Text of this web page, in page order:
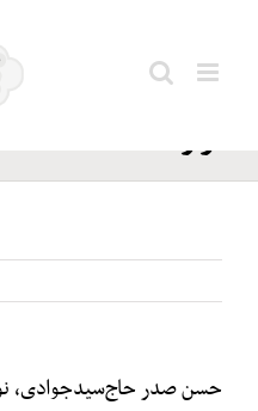
حاج‌سیدجوادی،‌
نوار ۴
حسن صدر حاج‌سیدجوادی،‌